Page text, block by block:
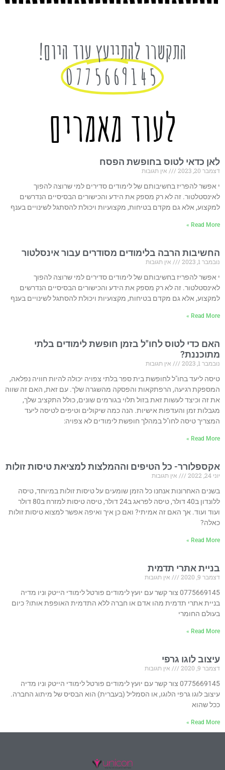
התקשרו להתייעץ עוד היום!
0775669145
לעוד מאמרים
לאן כדאי לטוס בחופשת הפסח
דצמבר 20, 2023
אין תגובות
י אפשר להפריז בחשיבותם של לימודים סדירים למי שרוצה להפוך
לאינסטלטור. זה לא רק מספק את הידע והכישורים הבסיסיים הנדרשים
למקצוע, אלא גם מקדם בטיחות, מקצועיות ויכולת להסתגל לשינויים בענף
Read More »
החשיבות הרבה בלימודים מסודרים עבור אינסלטור
נובמבר 1, 2023
אין תגובות
י אפשר להפריז בחשיבותם של לימודים סדירים למי שרוצה להפוך
לאינסטלטור. זה לא רק מספק את הידע והכישורים הבסיסיים הנדרשים
למקצוע, אלא גם מקדם בטיחות, מקצועיות ויכולת להסתגל לשינויים בענף
Read More »
האם כדי לטוס לחו"ל בזמן חופשת לימודים בלתי
מתוכננת?
נובמבר 1, 2023
אין תגובות
טיסה ליעד בחו"ל לחופשת בית ספר בלתי צפויה יכולה להיות חוויה נפלאה,
המספקת רגיעה, הרפתקאות והפסקה מהשגרה שלך. עם זאת, האם זה שווה
את זה וכיצד לעשות זאת בזול תלוי בגורמים שונים, כולל התקציב שלך,
מגבלות זמן והעדפות אישיות. הנה כמה שיקולים וטיפים לטיסה ליעד
המצריך טיסה לחו"ל במהלך חופשת לימודים לא צפויה:
Read More »
אקספלורר- כל הטיפים וההמלצות למציאת טיסות זולות
יוני 24, 2022
אין תגובות
בשנים האחרונות אנחנו כל הזמן שומעים על טיסות זולות במיוחד, טיסה
ללונדון ב40 דולר, טיסה לפראג ב24 דולר, טיסה טיסות למזרח ב80 דולר
ועוד ועוד. אך האם זה אמיתי? ואם כן איך ואיפה אפשר למצוא טיסות זולות
כאלה?
Read More »
בניית אתרי תדמית
דצמבר 9, 2020
אין תגובות
0775669145 צור קשר עם יועץ לימודים פורטל לימודי הייטק וניו מדיה
בניית אתרי תדמית מהו אדם או חברה ללא התדמית האופפת אותו? כיום
בעולם החומרי
Read More »
עיצוב לוגו גרפי
דצמבר 9, 2020
אין תגובות
0775669145 צור קשר עם יועץ לימודים פורטל לימודי הייטק וניו מדיה
עיצוב לוגו גרפי הלוגו, או הסמליל (בעברית) הוא הבסיס של מיתוג החברה.
ככל שהוא
Read More »